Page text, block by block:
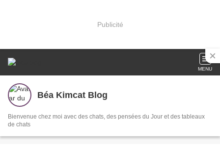
Publicité
MENU
Béa Kimcat Blog
Bienvenue chez moi avec des chats, des pensées du Jour et des tableaux
de chats